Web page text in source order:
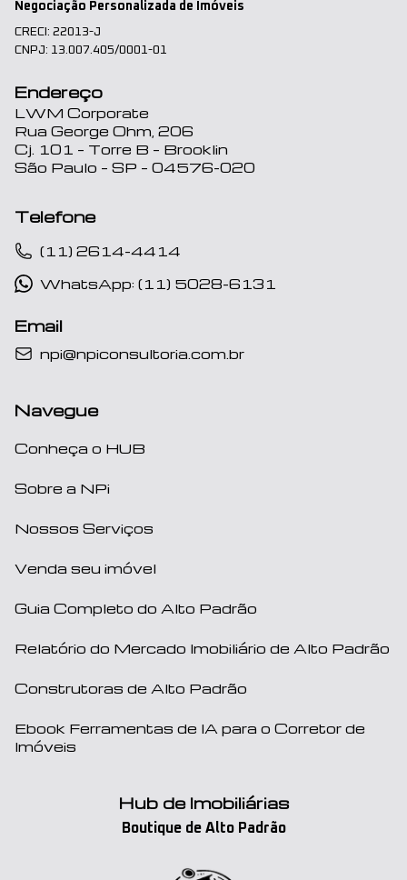
Negociação Personalizada de Imóveis
CRECI: 22013-J
CNPJ: 13.007.405/0001-01
Endereço
LWM Corporate
Rua George Ohm, 206
Cj. 101 – Torre B – Brooklin
São Paulo – SP – 04576-020
Telefone
(11) 2614-4414
WhatsApp: (11) 5028-6131
Email
npi@npiconsultoria.com.br
Navegue
Conheça o HUB
Sobre a NPi
Nossos Serviços
Venda seu imóvel
Guia Completo do Alto Padrão
Relatório do Mercado Imobiliário de Alto Padrão
Construtoras de Alto Padrão
Ebook Ferramentas de IA para o Corretor de
Imóveis
Hub de Imobiliárias
Boutique de Alto Padrão